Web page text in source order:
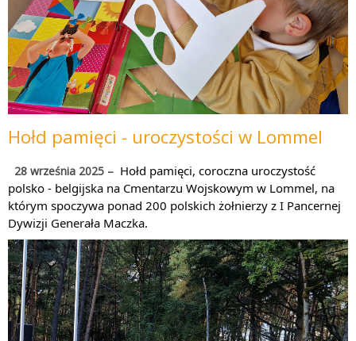
Hołd pamięci - uroczystości w Lommel
28 września 2025 – Hołd pamięci, coroczna uroczystość
polsko - belgijska na Cmentarzu Wojskowym w Lommel, na
którym spoczywa ponad 200 polskich żołnierzy z I Pancernej
Dywizji Generała Maczka.